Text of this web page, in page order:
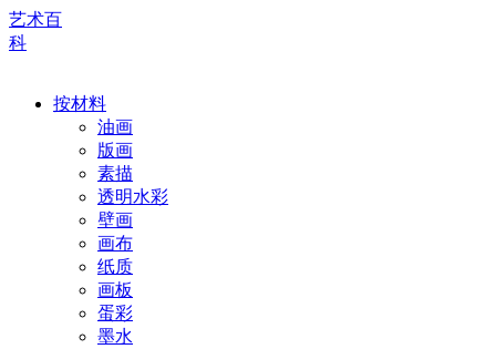
艺术百
科
按材料
油画
版画
素描
透明水彩
壁画
画布
纸质
画板
蛋彩
墨水